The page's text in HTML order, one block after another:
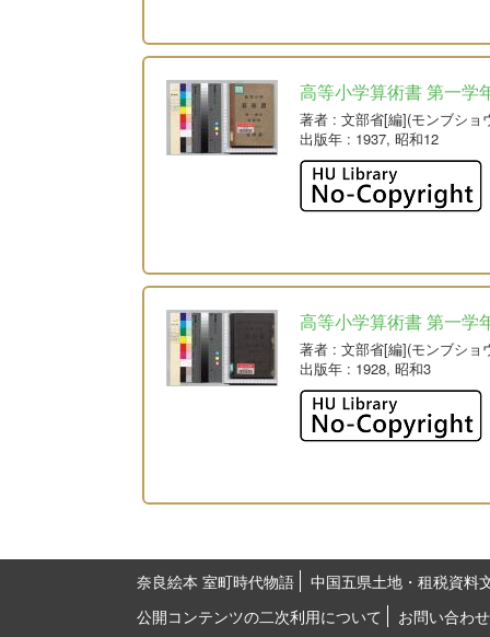
高等小学算術書 第一学
著者 : 文部省[編](モンブショ
出版年 : 1937, 昭和12
高等小学算術書 第一学
著者 : 文部省[編](モンブショ
出版年 : 1928, 昭和3
奈良絵本 室町時代物語
中国五県土地・租税資料
公開コンテンツの二次利用について
お問い合わせ